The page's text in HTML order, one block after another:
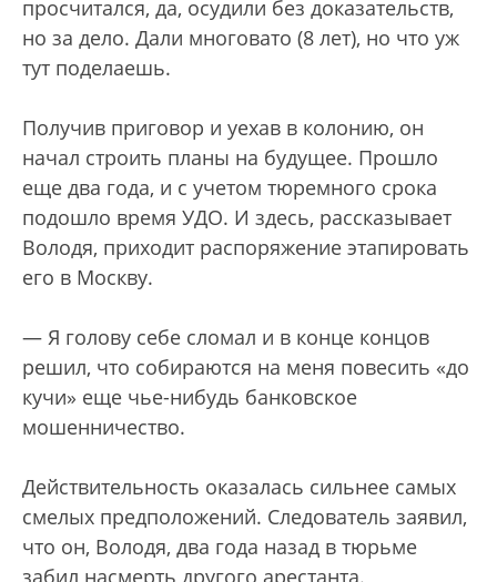
просчитался, да, осудили без доказательств,
но за дело. Дали многовато (8 лет), но что уж
тут поделаешь.
Получив приговор и уехав в колонию, он
начал строить планы на будущее. Прошло
еще два года, и с учетом тюремного срока
подошло время УДО. И здесь, рассказывает
Володя, приходит распоряжение этапировать
его в Москву.
— Я голову себе сломал и в конце концов
решил, что собираются на меня повесить «до
кучи» еще чье-нибудь банковское
мошенничество.
Действительность оказалась сильнее самых
смелых предположений. Следователь заявил,
что он, Володя, два года назад в тюрьме
забил насмерть другого арестанта.